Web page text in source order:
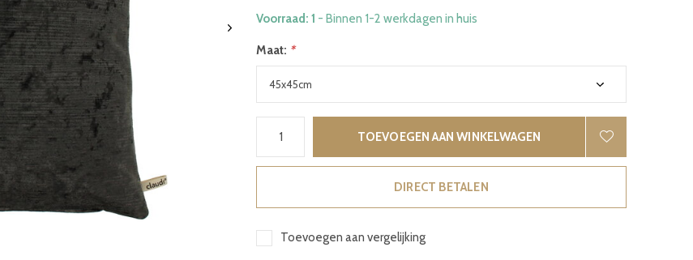
Voorraad: 1 - Binnen 1-2 werkdagen in huis
Maat: *
TOEVOEGEN AAN WINKELWAGEN
DIRECT BETALEN
Toevoegen aan vergelijking